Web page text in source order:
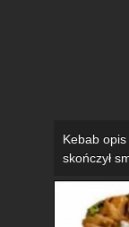
Kebab
skończył